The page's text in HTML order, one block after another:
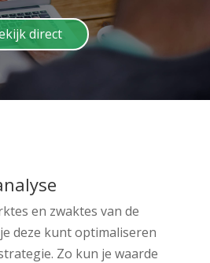
direct
en zwaktes van de
deze kunt optimaliseren
Zo kun je waarde